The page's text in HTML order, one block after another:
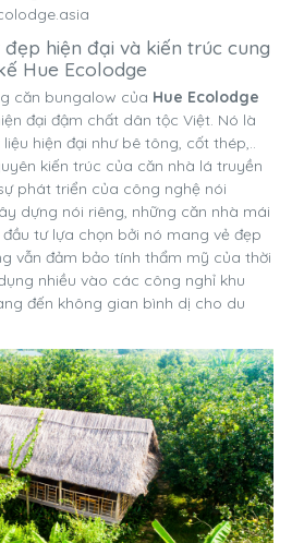
hiện đại và kiến trúc cung
Hue Ecolodge
căn bungalow của Hue Ecolodge
đại đậm chất dân tộc Việt. Nó là
hiện đại như bê tông, cốt thép,..
kiến trúc của căn nhà lá truyền
phát triển của công nghệ nói
dựng nói riêng, những căn nhà mái
tư lựa chọn bởi nó mang vẻ đẹp
vẫn đảm bảo tính thẩm mỹ của thời
nhiều vào các công nghỉ khu
đến không gian bình dị cho du